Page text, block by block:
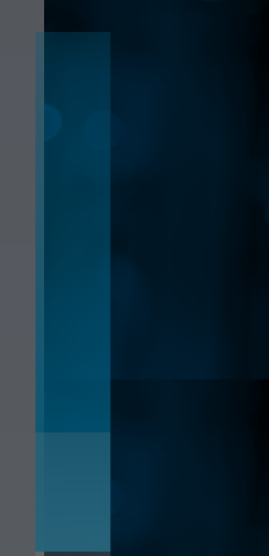
ACTUALITÉS